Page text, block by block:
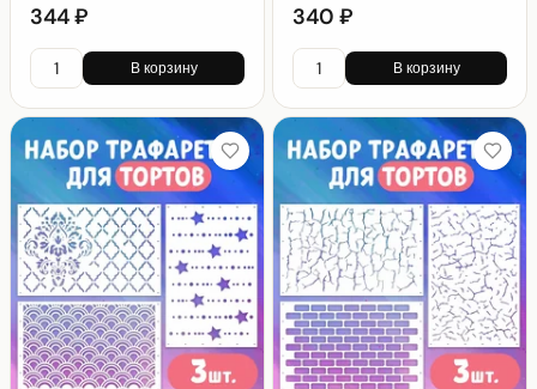
344 ₽
В корзину
340 ₽
В корзину